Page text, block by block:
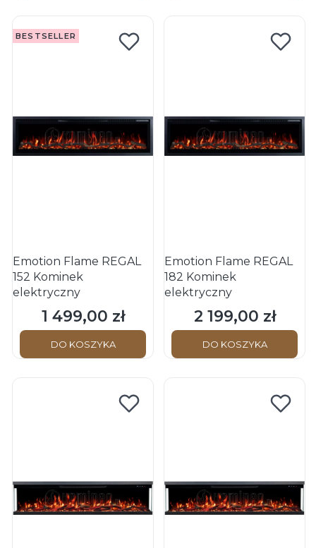
BESTSELLER
Emotion Flame REGAL
152 Kominek
elektryczny
Cena
1 499,00 zł
DO KOSZYKA
Emotion Flame REGAL
182 Kominek
elektryczny
Cena
2 199,00 zł
DO KOSZYKA